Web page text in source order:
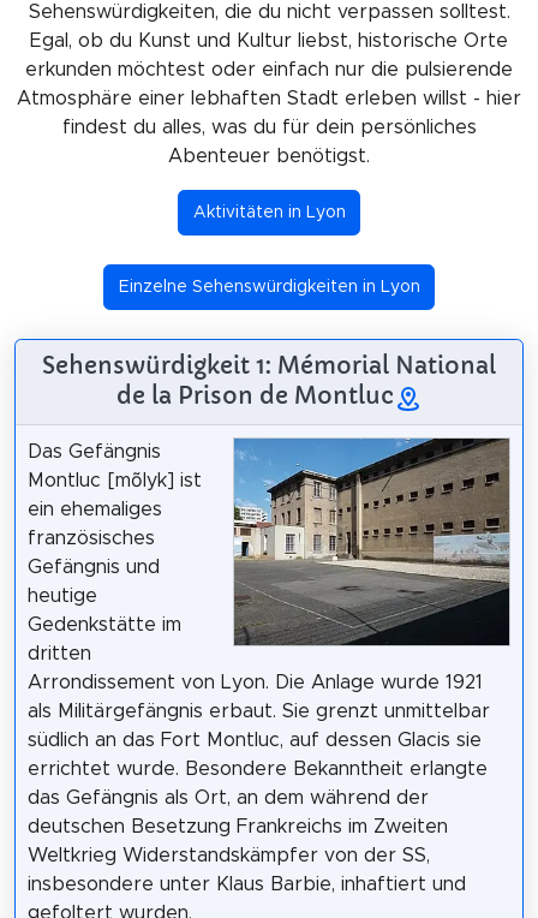
Sehenswürdigkeiten, die du nicht verpassen solltest.
Egal, ob du Kunst und Kultur liebst, historische Orte
erkunden möchtest oder einfach nur die pulsierende
Atmosphäre einer lebhaften Stadt erleben willst - hier
findest du alles, was du für dein persönliches
Abenteuer benötigst.
Aktivitäten in Lyon
Einzelne Sehenswürdigkeiten in Lyon
Sehenswürdigkeit 1: Mémorial National
de la Prison de Montluc
Das Gefängnis
Montluc [mõlyk] ist
ein ehemaliges
französisches
Gefängnis und
heutige
Gedenkstätte im
dritten
Arrondissement von Lyon. Die Anlage wurde 1921
als Militärgefängnis erbaut. Sie grenzt unmittelbar
südlich an das Fort Montluc, auf dessen Glacis sie
errichtet wurde. Besondere Bekanntheit erlangte
das Gefängnis als Ort, an dem während der
deutschen Besetzung Frankreichs im Zweiten
Weltkrieg Widerstandskämpfer von der SS,
insbesondere unter Klaus Barbie, inhaftiert und
gefoltert wurden.